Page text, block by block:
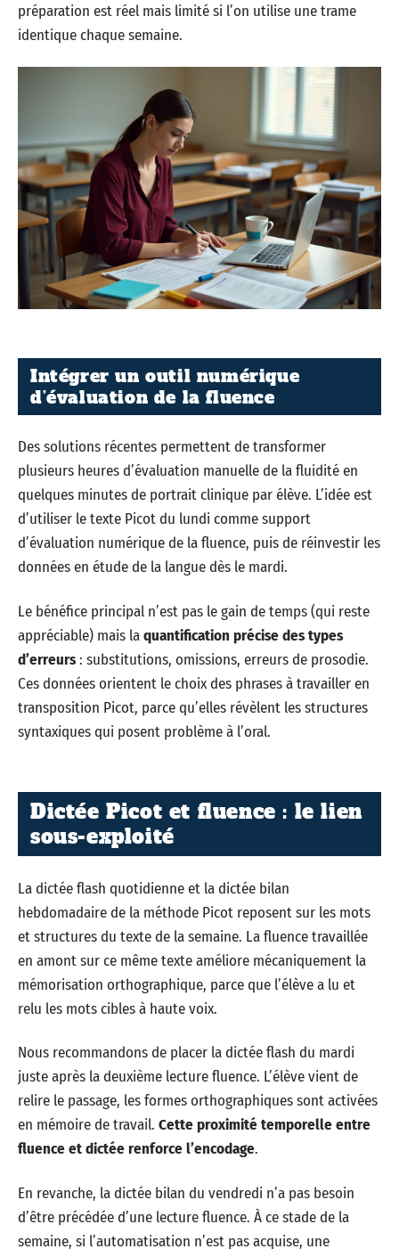
préparation est réel mais limité si l’on utilise une trame
identique chaque semaine.
Intégrer un outil numérique
d’évaluation de la fluence
Des solutions récentes permettent de transformer
plusieurs heures d’évaluation manuelle de la fluidité en
quelques minutes de portrait clinique par élève. L’idée est
d’utiliser le texte Picot du lundi comme support
d’évaluation numérique de la fluence, puis de réinvestir les
données en étude de la langue dès le mardi.
Le bénéfice principal n’est pas le gain de temps (qui reste
appréciable) mais laquantification précise des types
d’erreurs: substitutions, omissions, erreurs de prosodie.
Ces données orientent le choix des phrases à travailler en
transposition Picot, parce qu’elles révèlent les structures
syntaxiques qui posent problème à l’oral.
Dictée Picot et fluence : le lien
sous-exploité
La dictée flash quotidienne et la dictée bilan
hebdomadaire de la méthode Picot reposent sur les mots
et structures du texte de la semaine. La fluence travaillée
en amont sur ce même texte améliore mécaniquement la
mémorisation orthographique, parce que l’élève a lu et
relu les mots cibles à haute voix.
Nous recommandons de placer la dictée flash du mardi
juste après la deuxième lecture fluence. L’élève vient de
relire le passage, les formes orthographiques sont activées
en mémoire de travail. Cette proximité temporelle entre
fluence et dictée renforce l’encodage.
En revanche, la dictée bilan du vendredi n’a pas besoin
d’être précédée d’une lecture fluence. À ce stade de la
semaine, si l’automatisation n’est pas acquise, une